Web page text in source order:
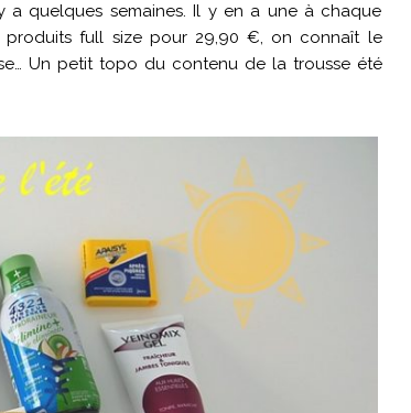
a quelques semaines. Il y en a une à chaque
produits full size pour 29,90 €, on connaît le
Un petit topo du contenu de la trousse été